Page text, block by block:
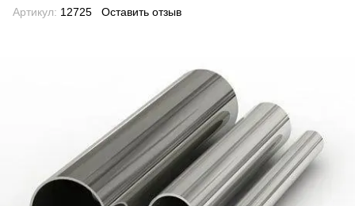
Артикул: 12725 Оставить отзыв